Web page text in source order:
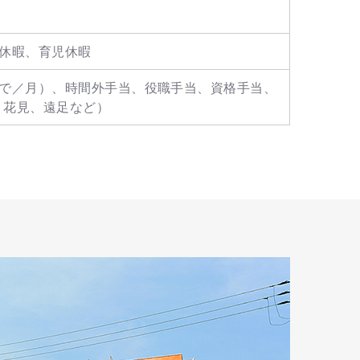
暇、育児休暇
月）、時間外手当、役職手当、資格手当、
見、遠足など）